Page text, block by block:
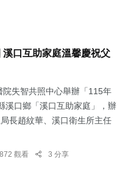
口互助家庭溫馨慶祝父
院失智共照中心舉辦「115年
溪口鄉「溪口互助家庭」，辦
長趙紋華、溪口衛生所主任
觀看 3 分享